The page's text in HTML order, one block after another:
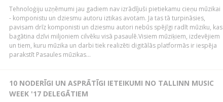
Tehnoloģiju uzņēmumi jau gadiem nav izrādījuši pietiekamu cieņu mūzikai
- komponistu un dziesmu autoru iztikas avotam. Ja tas tā turpināsies,
pavisam drīz komponisti un dziesmu autori nebūs spējīgi radīt mūziku, kas
bagātina dzīvi miljoniem cilvēku visā pasaulē.Visiem mūziķiem, izdevējiem
un tiem, kuru mūzika un darbi tiek realizēti digitālās platformās ir iespēja
parakstīt Pasaules mūzikas...
10 NODERĪGI UN ASPRĀTĪGI IETEIKUMI NO TALLINN MUSIC
WEEK '17 DELEGĀTIEM